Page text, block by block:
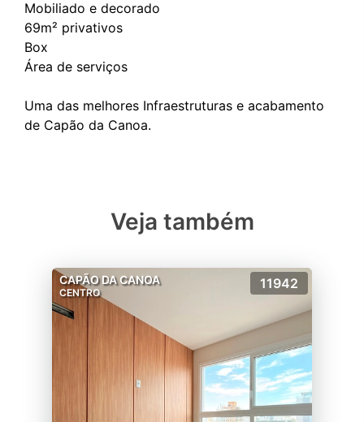
Mobiliado e decorado
69m² privativos
Box
Área de serviços
Uma das melhores Infraestruturas e acabamento
Veja também
CAPÃO DA CANOA
CENTRO
11942